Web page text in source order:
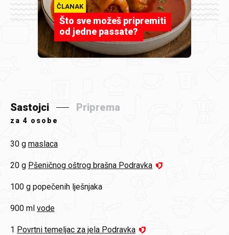
ČLANAK
Što sve možeš pripremiti
od jedne passate?
Sastojci Priprema
za 4 osobe
30 g maslaca
20 g Pšeničnog oštrog brašna Podravka
100 g popečenih lješnjaka
900 ml vode
1 Povrtni temeljac za jela Podravka